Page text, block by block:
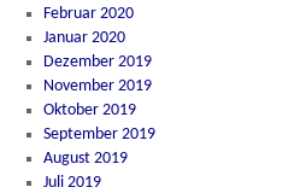
Februar 2020
Januar 2020
Dezember 2019
November 2019
Oktober 2019
September 2019
August 2019
Juli 2019